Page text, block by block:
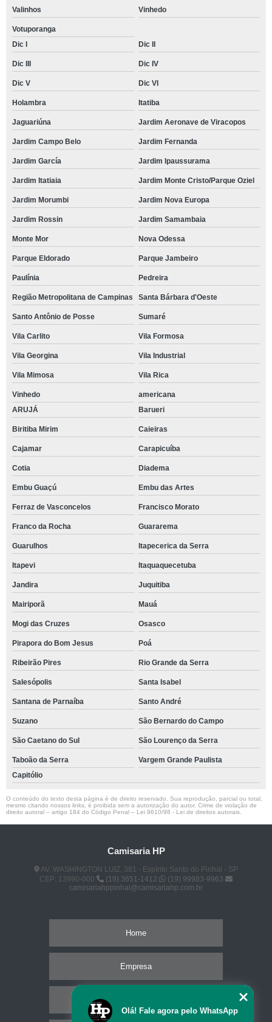
Valinhos Vinhedo
Votuporanga
Dic I
Dic II
Dic III Dic IV
Dic V Dic VI
Holambra Itatiba
Jaguariúna Jardim Aeronave de Viracopos
Jardim Campo Belo Jardim Fernanda
Jardim García Jardim Ipaussurama
Jardim Itatiaia Jardim Monte Cristo/Parque Oziel
Jardim Morumbi Jardim Nova Europa
Jardim Rossin Jardim Samambaia
Monte Mor Nova Odessa
Parque Eldorado Parque Jambeiro
Paulínia Pedreira
Região Metropolitana de Campinas Santa Bárbara d'Oeste
Santo Antônio de Posse Sumaré
Vila Carlito Vila Formosa
Vila Georgina Vila Industrial
Vila Mimosa Vila Rica
Vinhedo
americana
ARUJÁ
Barueri
Biritiba Mirim Caieiras
Cajamar Carapicuíba
Cotia Diadema
Embu Guaçú Embu das Artes
Ferraz de Vasconcelos Francisco Morato
Franco da Rocha Guararema
Guarulhos Itapecerica da Serra
Itapevi Itaquaquecetuba
Jandira Juquitiba
Mairiporã Mauá
Mogi das Cruzes Osasco
Pirapora do Bom Jesus Poá
Ribeirão Pires Rio Grande da Serra
Salesópolis Santa Isabel
Santana de Parnaíba Santo André
Suzano São Bernardo do Campo
São Caetano do Sul São Lourenço da Serra
Taboão da Serra
Vargem Grande Paulista
Capitólio
O conteúdo do texto desta página é de direito reservado. Sua reprodução, parcial ou total,
mesmo citando nossos links, é proibida sem a autorização do autor. Crime de violação de
direito autoral – artigo 184 do Código Penal – Lei 9610/98 - Lei de direitos autorais
Camisaria HP
AV. WASHINGTON LUIZ, 381 - Espírito Santo do Pinhal - SP
CEP: 13990-000
(19) 3651-1412
(19) 99983-9963
camisariahppinhal@camisariahp.com.br
Home
Empresa
Olá! Fale agora pelo WhatsApp